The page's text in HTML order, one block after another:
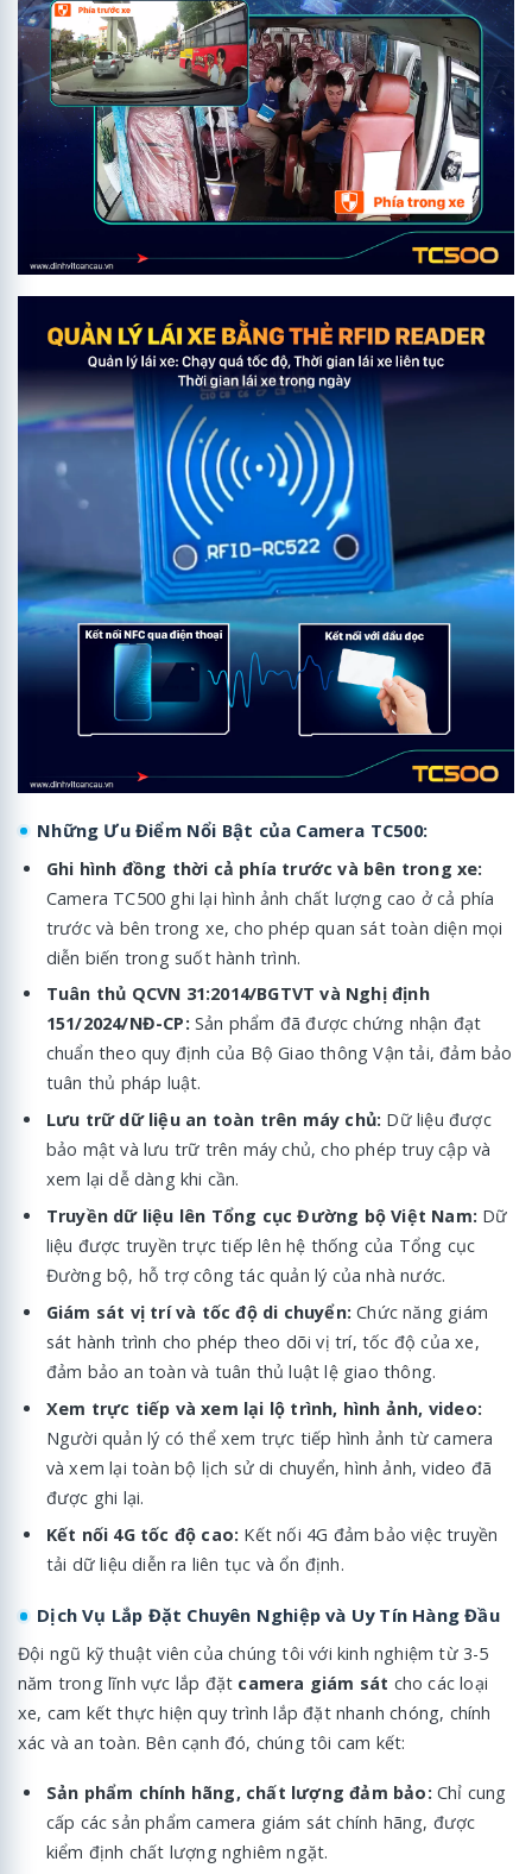
Những Ưu Điểm Nổi Bật của Camera TC500:
Ghi hình đồng thời cả phía trước và bên trong xe:
Camera TC500 ghi lại hình ảnh chất lượng cao ở cả phía
trước và bên trong xe, cho phép quan sát toàn diện mọi
diễn biến trong suốt hành trình.
Tuân thủ QCVN 31:2014/BGTVT và Nghị định
151/2024/NĐ-CP: Sản phẩm đã được chứng nhận đạt
chuẩn theo quy định của Bộ Giao thông Vận tải, đảm bảo
tuân thủ pháp luật.
Lưu trữ dữ liệu an toàn trên máy chủ: Dữ liệu được
bảo mật và lưu trữ trên máy chủ, cho phép truy cập và
xem lại dễ dàng khi cần.
Truyền dữ liệu lên Tổng cục Đường bộ Việt Nam: Dữ
liệu được truyền trực tiếp lên hệ thống của Tổng cục
Đường bộ, hỗ trợ công tác quản lý của nhà nước.
Giám sát vị trí và tốc độ di chuyển: Chức năng giám
sát hành trình cho phép theo dõi vị trí, tốc độ của xe,
đảm bảo an toàn và tuân thủ luật lệ giao thông.
Xem trực tiếp và xem lại lộ trình, hình ảnh, video:
Người quản lý có thể xem trực tiếp hình ảnh từ camera
và xem lại toàn bộ lịch sử di chuyển, hình ảnh, video đã
được ghi lại.
Kết nối 4G tốc độ cao: Kết nối 4G đảm bảo việc truyền
tải dữ liệu diễn ra liên tục và ổn định.
Dịch Vụ Lắp Đặt Chuyên Nghiệp và Uy Tín Hàng Đầu
Đội ngũ kỹ thuật viên của chúng tôi với kinh nghiệm từ 3-5
năm trong lĩnh vực lắp đặt camera giám sát cho các loại
xe, cam kết thực hiện quy trình lắp đặt nhanh chóng, chính
xác và an toàn. Bên cạnh đó, chúng tôi cam kết:
Sản phẩm chính hãng, chất lượng đảm bảo: Chỉ cung
cấp các sản phẩm camera giám sát chính hãng, được
kiểm định chất lượng nghiêm ngặt.